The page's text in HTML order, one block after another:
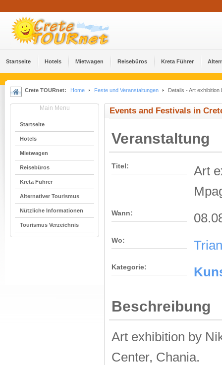
Startseite Hotels Mietwagen Reisebüros Kreta Führer
Crete TOURnet: Home Feste und Veranstaltungen Details - Art
Main Menu
Startseite
Hotels
Mietwagen
Reisebüros
Kreta Führer
Alternativer Tourismus
Nützliche Informationen
Tourismus Verzeichnis
Events and Festivals in
Veranstaltung
Titel:
Art
Wann:
Wo:
Kategorie:
Beschreibung
Art exhibition by
Center, Chania.